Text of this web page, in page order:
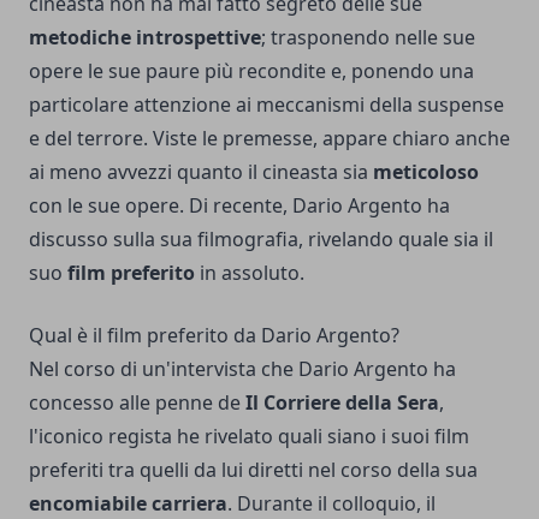
metodiche introspettive; trasponendo nelle sue
opere le sue paure più recondite e, ponendo una
particolare attenzione ai meccanismi della suspense
e del terrore. Viste le premesse, appare chiaro anche
ai meno avvezzi quanto il cineasta sia meticoloso
con le sue opere. Di recente, Dario Argento ha
discusso sulla sua filmografia, rivelando quale sia il
suo film preferito in assoluto.
Qual è il film preferito da Dario Argento?
Nel corso di un'intervista che Dario Argento ha
concesso alle penne deIl Corriere della Sera,
l'iconico regista he rivelato quali siano i suoi film
preferiti tra quelli da lui diretti nel corso della sua
encomiabile carriera. Durante il colloquio, il